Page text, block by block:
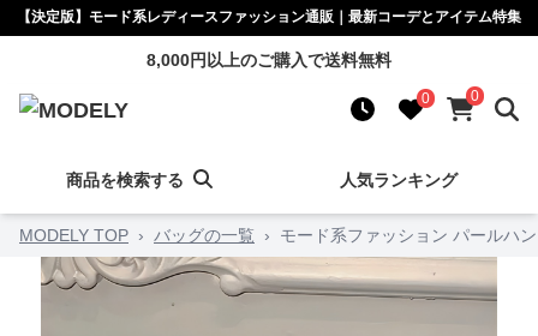
【決定版】モード系レディースファッション通販｜最新コーデとアイテム特集
8,000円以上のご購入で送料無料
0 0
商品を検索する 人気ランキング
MODELY TOP › バッグの一覧 › モード系ファッション パールハ